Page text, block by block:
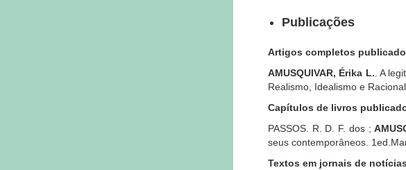
Publicações
Artigos completos
AMUSQUIVAR, Érika L. . A
Realismo, Idealismo e
Capítulos de livros
PASSOS. R. D. F. dos ;
seus contemporâneos.
Textos em jornais de